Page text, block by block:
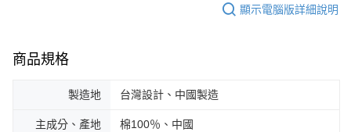
顯示電腦版詳細說明
商品規格
製造地 台灣設計、中國製造
主成分、產地 棉100％、中國